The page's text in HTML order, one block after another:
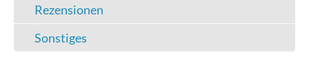
Rezensionen
Sonstiges